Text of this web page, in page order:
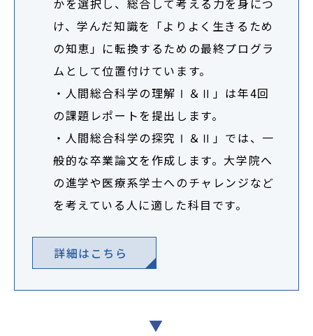
かを選択し、総合して考える力を身につ
け、学んだ知識を「よりよく生きるため
の知恵」に転換するための最終プログラ
ムとして位置付けています。
・人間総合科学の理解Ⅰ＆Ⅱ」は年4回
の課題レポートを提出します。
・人間総合科学の探究Ⅰ＆Ⅱ」では、一
般的な卒業論文を作成します。大学院へ
の進学や医療系学士へのチャレンジなど
を考えている人に適した科目です。
詳細はこちら
▼